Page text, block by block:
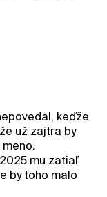
keďže
už zajtra by
mu zatiaľ
by toho malo